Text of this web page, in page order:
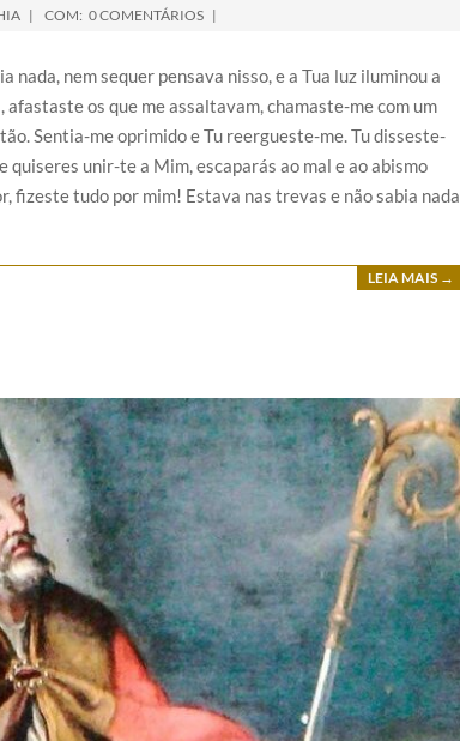
COM: 0 COMENTÁRIOS
nem sequer pensava nisso, e a Tua luz iluminou a
os que me assaltavam, chamaste-me com um
Sentia-me oprimido e Tu reergueste-me. Tu disseste-
quiseres unir-te a Mim, escaparás ao mal e ao abismo
fizeste tudo por mim! Estava nas trevas e não sabia nada
LEIA MAIS →